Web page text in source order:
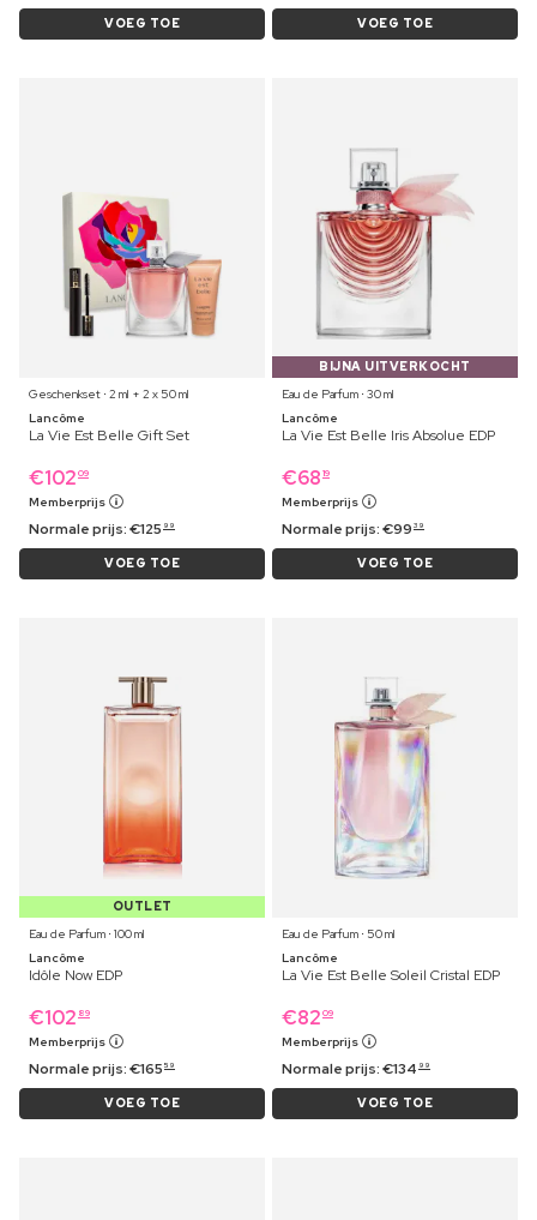
VOEG TOE VOEG TOE
Geschenkset ⋅ 2 ml + 2 x 50 ml
Lancôme
La Vie Est Belle Gift Set
€102 09
Memberprijs
Normale prijs:€125 99
VOEG TOE
BIJNA UITVERKOCHT
Eau de Parfum ⋅ 30 ml
Lancôme
La Vie Est Belle Iris Absolue EDP
€68 19
Memberprijs
Normale prijs:€99 39
VOEG TOE
OUTLET
Eau de Parfum ⋅ 100 ml
Lancôme
Idôle Now EDP
€102 89
Memberprijs
Normale prijs:€165 59
VOEG TOE
Eau de Parfum ⋅ 50 ml
Lancôme
La Vie Est Belle Soleil Cristal EDP
€82 09
Memberprijs
Normale prijs:€134 99
VOEG TOE